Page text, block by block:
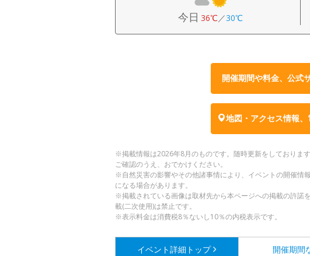
今日 36℃／30℃
開催期間や料金、公式
地図・アクセス情報
※掲載情報は2026年8月のものです。随時更新をしておりま
ご確認のうえ、おでかけください。
※自然災害の影響やその他諸事情により、イベントの開催情
になる場合があります。
※掲載されている画像は取材先から本ページへの掲載の許諾
載(二次使用)は禁止です。
※表示料金は消費税8％ないし10％の内税表示です。
イベント詳細 トップ 開催期間